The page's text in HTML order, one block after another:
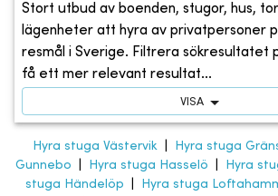
Stort utbud av boenden, stugor, hus,
lägenheter att hyra av privatpersoner
resmål i Sverige. Filtrera sökresultatet
få ett mer relevant resultat...
VISA
Hyra stuga Västervik| Hyra stuga
Gunnebo
Hyra stuga Hasselö Hyra
stuga Händelöp
Hyra stuga